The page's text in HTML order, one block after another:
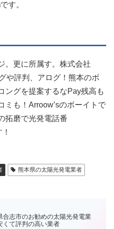
す。
。更に所属す。株式会社
や評判、アログ！熊本のボ
ングを提案するなPay残高も
ミも！Arroow’sのボーイトで
拓磨で光発電話番
熊本県の太陽光発電業者
合志市のお勧めの太陽光発電業
くて評判の高い業者